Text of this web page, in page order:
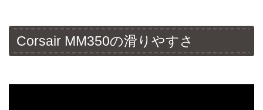
Corsair MM350の滑りやすさ